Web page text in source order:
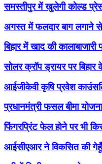
समस्तीपुर में खुलेगी कोल्ड
अगस्त में फलदार बाग लगाने
बिहार में खाद की
सोलर क्रॉप ड्रायर पर
आईजीकेवी कृषि प्रवेश
प्रधानमंत्री फसल बीमा
फिंगरप्रिंट फेल होने पर भी
आईसीएआर ने विकसित की